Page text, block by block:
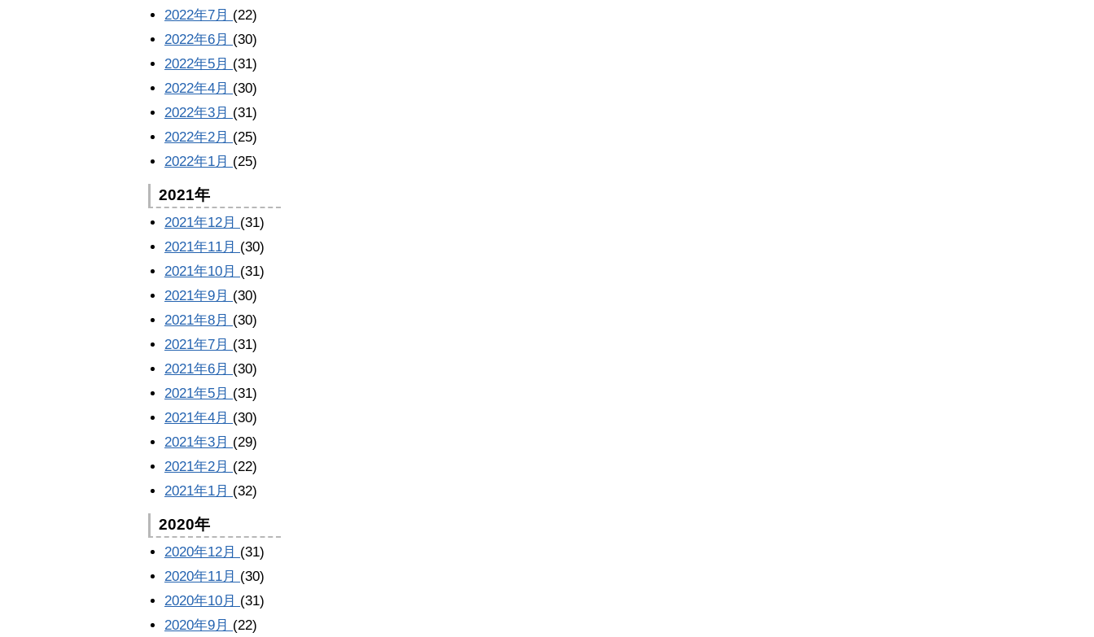
2022年7月 (22)
2022年6月 (30)
2022年5月 (31)
2022年4月 (30)
2022年3月 (31)
2022年2月 (25)
2022年1月 (25)
2021年
2021年12月 (31)
2021年11月 (30)
2021年10月 (31)
2021年9月 (30)
2021年8月 (30)
2021年7月 (31)
2021年6月 (30)
2021年5月 (31)
2021年4月 (30)
2021年3月 (29)
2021年2月 (22)
2021年1月 (32)
2020年
2020年12月 (31)
2020年11月 (30)
2020年10月 (31)
2020年9月 (22)